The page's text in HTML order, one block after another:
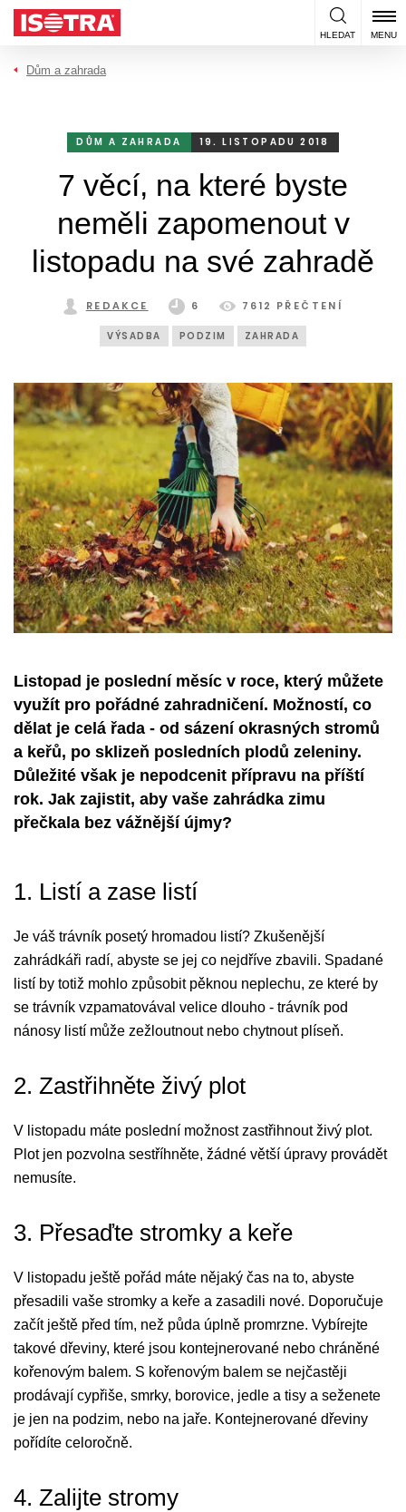
Přeskočit na obsah
HLEDAT MENU
Dům a zahrada
DŮM A ZAHRADA 19. LISTOPADU 2018
7 věcí, na které byste
neměli zapomenout v
listopadu na své zahradě
REDAKCE 6 7612 PŘEČTENÍ
VÝSADBA PODZIM ZAHRADA
Listopad je poslední měsíc v roce, který můžete
využít pro pořádné zahradničení. Možností, co
dělat je celá řada - od sázení okrasných stromů
a keřů, po sklizeň posledních plodů zeleniny.
Důležité však je nepodcenit přípravu na příští
rok. Jak zajistit, aby vaše zahrádka zimu
přečkala bez vážnější újmy?
1. Listí a zase listí
Je váš trávník posetý hromadou listí? Zkušenější
zahrádkáři radí, abyste se jej co nejdříve zbavili. Spadané
listí by totiž mohlo způsobit pěknou neplechu, ze které by
se trávník vzpamatovával velice dlouho - trávník pod
nánosy listí může zežloutnout nebo chytnout plíseň.
2. Zastřihněte živý plot
V listopadu máte poslední možnost zastřihnout živý plot.
Plot jen pozvolna sestříhněte, žádné větší úpravy provádět
nemusíte.
3. Přesaďte stromky a keře
V listopadu ještě pořád máte nějaký čas na to, abyste
přesadili vaše stromky a keře a zasadili nové. Doporučuje
začít ještě před tím, než půda úplně promrzne. Vybírejte
takové dřeviny, které jsou kontejnerované nebo chráněné
kořenovým balem. S kořenovým balem se nejčastěji
prodávají cypřiše, smrky, borovice, jedle a tisy a seženete
je jen na podzim, nebo na jaře. Kontejnerované dřeviny
pořídíte celoročně.
4. Zalijte stromy